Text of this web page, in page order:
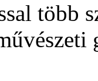
több